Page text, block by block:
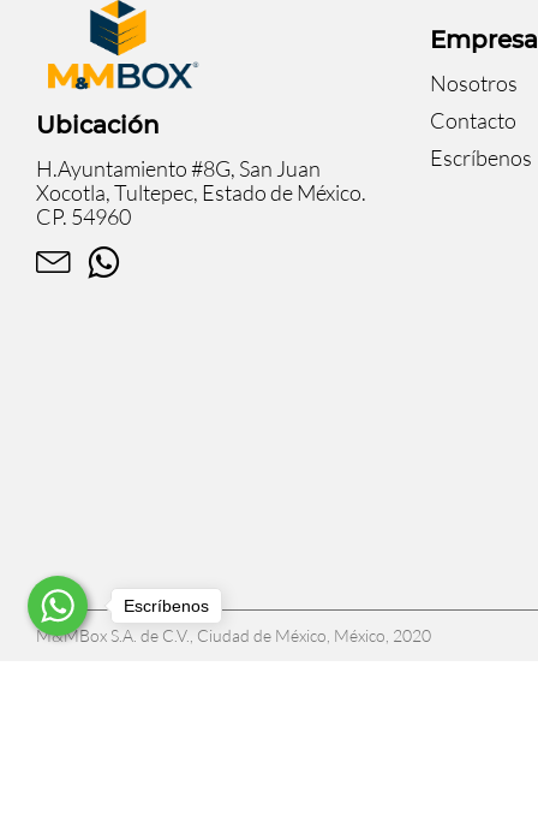
Ubicación
H.Ayuntamiento #8G, San Juan
Xocotla, Tultepec, Estado de México.
CP. 54960
Empresa
Nosotros
Contacto
Escríbenos
M&MBox S.A. de C.V., Ciudad de México, México, 2020
Escríbenos